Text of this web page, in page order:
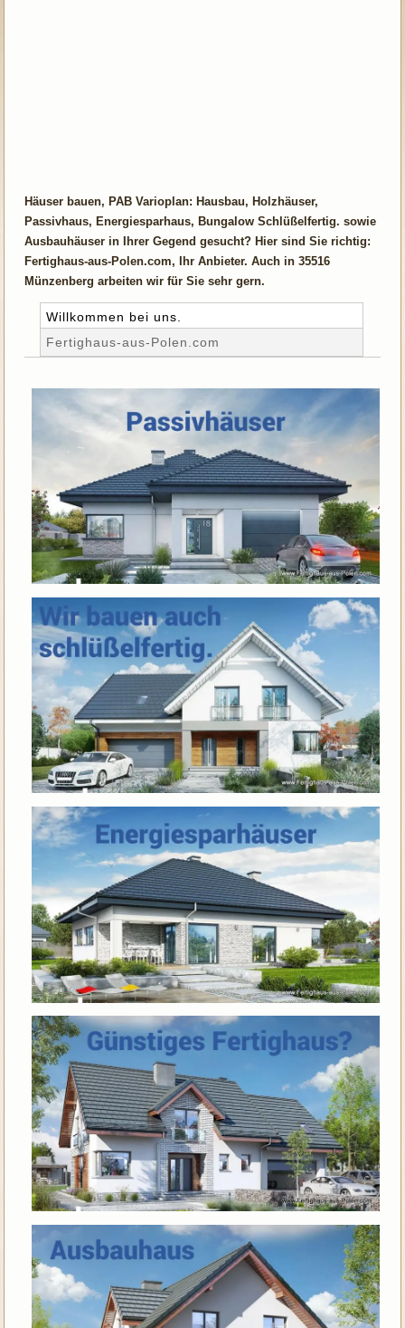
Häuser bauen, PAB Varioplan: Hausbau, Holzhäuser,
Passivhaus, Energiesparhaus, Bungalow Schlüßelfertig. sowie
Ausbauhäuser in Ihrer Gegend gesucht? Hier sind Sie richtig:
Fertighaus-aus-Polen.com, Ihr Anbieter. Auch in 35516
Münzenberg arbeiten wir für Sie sehr gern.
Willkommen bei uns.
Fertighaus-aus-Polen.com